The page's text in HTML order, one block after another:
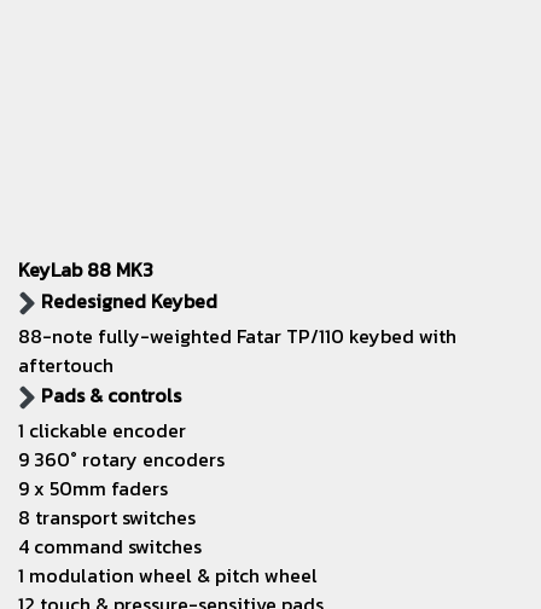
KeyLab 88 MK3
Redesigned Keybed
88-note fully-weighted Fatar TP/110 keybed with
aftertouch
Pads & controls
1 clickable encoder
9 360° rotary encoders
9 x 50mm faders
8 transport switches
4 command switches
1 modulation wheel & pitch wheel